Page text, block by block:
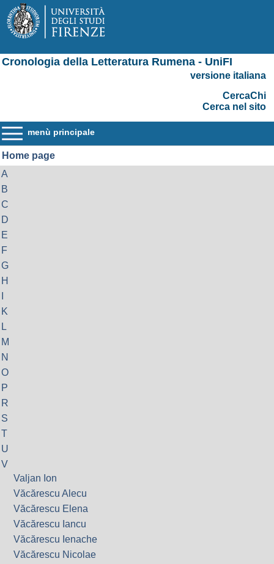
Cronologia della Letteratura Rumena - UniFI
versione italiana
CercaChi
Cerca nel sito
menù principale
Home page
A
B
C
D
E
F
G
H
K
L
M
N
O
P
R
S
T
U
V
Valjan Ion
Văcărescu Alecu
Văcărescu Elena
Văcărescu Iancu
Văcărescu Ienache
Văcărescu Nicolae